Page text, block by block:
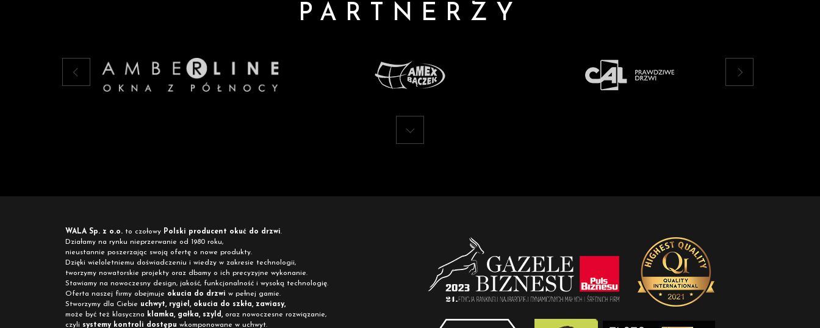
PARTNERZY
WALA Sp. z o.o. to czołowy Polski producent okuć do drzwi.
Działamy na rynku nieprzerwanie od 1980 roku,
nieustannie poszerzając swoją ofertę o nowe produkty.
Dzięki wieloletniemu doświadczeniu i wiedzy w zakresie technologii,
tworzymy nowatorskie projekty oraz dbamy o ich precyzyjne wykonanie.
Stawiamy na nowoczesny design, jakość, funkcjonalność i wysoką technologię.
Oferta naszej firmy obejmuje okucia do drzwi w pełnej gamie.
Stworzymy dla Ciebie uchwyt, rygiel, okucia do szkła, zawiasy,
może być też klasyczna klamka, gałka, szyld, oraz nowoczesne rozwiązanie,
czyli systemy kontroli dostępu wkomponowane w uchwyt.